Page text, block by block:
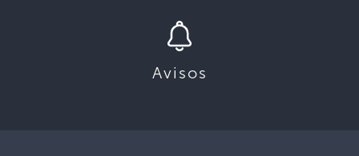
Avisos